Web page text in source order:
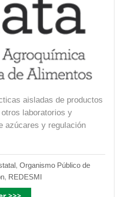
aisladas de productos
laboratorios y
azúcares y regulación
, Organismo Público de
, REDESMI